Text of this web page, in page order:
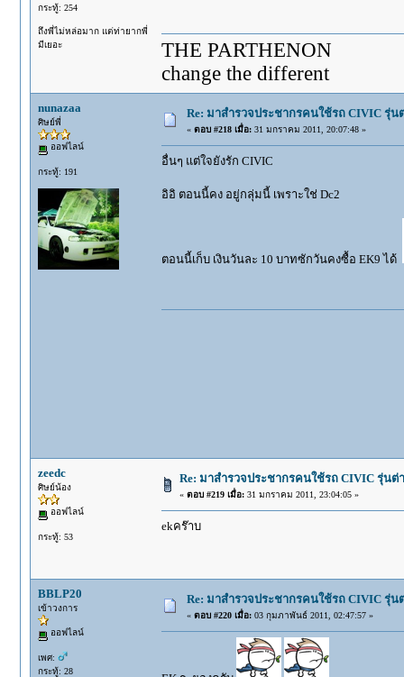
กระทู้: 254
ถึงพี่ไม่หล่อมาก แต่ท่ายากพี่
มีเยอะ
THE PARTHENON
change the different
nunazaa
ศิษย์พี่
ออฟไลน์
กระทู้: 191
Re: มาสำรวจประชากรคนใช้รถ CIVIC รุ่น
« ตอบ #218 เมื่อ:31 มกราคม 2011, 20:07:48 »
อื่นๆ แต่ใจยังรัก CIVIC
อิอิ ตอนนี้คง อยู่กลุ่มนี้ เพราะใช่ Dc2
ตอนนี้เก็บ เงินวันละ 10 บาทซักวันคงซื้อ EK9 ได้
zeedc
ศิษย์น้อง
ออฟไลน์
กระทู้: 53
Re: มาสำรวจประชากรคนใช้รถ CIVIC รุ่นต่
« ตอบ #219 เมื่อ:31 มกราคม 2011, 23:04:05 »
ekคร๊าบ
BBLP20
เข้าวงการ
ออฟไลน์
เพศ:
กระทู้: 28
Re: มาสำรวจประชากรคนใช้รถ CIVIC รุ่น
« ตอบ #220 เมื่อ:03 กุมภาพันธ์ 2011, 02:47:57 »